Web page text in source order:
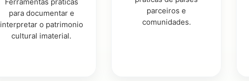
para documentar e
interpretar o patrimonio
cultural imaterial.
parceiros e
comunidades.